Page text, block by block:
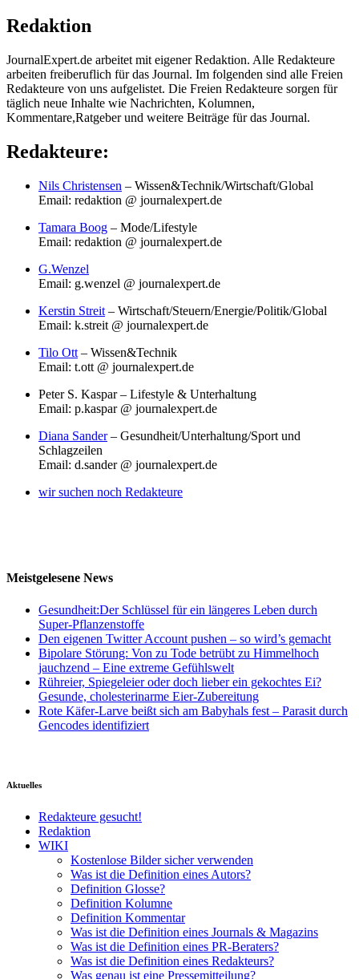
Redaktion
JournalExpert.de arbeitet mit eigener Redaktion. Alle Redakteure
arbeiten freiberuflich für das Journal. Im folgenden sind alle Freien
Redakteure von uns aufgelistet. Die Freien Redakteure sorgen für
täglich neue Inhalte wie Nachrichten, Kolumnen,
Kommentare,Ratgeber und weitere Beiträge für das Journal.
Redakteure:
Nils Christensen – Wissen&Technik/Wirtschaft/Global
Email: redaktion @ journalexpert.de
Tamara Boog – Mode/Lifestyle
Email: redaktion @ journalexpert.de
G.Wenzel
Email: g.wenzel @ journalexpert.de
Kerstin Streit – Wirtschaft/Steuern/Energie/Politik/Global
Email: k.streit @ journalexpert.de
Tilo Ott – Wissen&Technik
Email: t.ott @ journalexpert.de
Peter S. Kaspar – Lifestyle & Unterhaltung
Email: p.kaspar @ journalexpert.de
Diana Sander– Gesundheit/Unterhaltung/Sport und
Schlagzeilen
Email: d.sander @ journalexpert.de
wir suchen noch Redakteure
Meistgelesene News
Gesundheit:Der Schlüssel für ein längeres Leben durch
Super-Pflanzenstoffe
Den eigenen Twitter Account pushen – so wird’s gemacht
Bipolare Störung: Von zu Tode betrübt zu Himmelhoch
jauchzend – Eine extreme Gefühlswelt
Rühreier, Spiegeleier oder doch lieber ein gekochtes Ei?
Gesunde, cholesterinarme Eier-Zubereitung
Rote Käfer-Larve beißt sich am Babyhals fest – Parasit durch
Gencodes identifiziert
Aktuelles
Redakteure gesucht!
Redaktion
WIKI
Kostenlose Bilder sicher verwenden
Was ist die Definition eines Autors?
Definition Glosse?
Definition Kolumne
Definition Kommentar
Was ist die Definition eines Journals & Magazins
Was ist die Definition eines PR-Beraters?
Was ist die Definition eines Redakteurs?
Was genau ist eine Pressemitteilung?